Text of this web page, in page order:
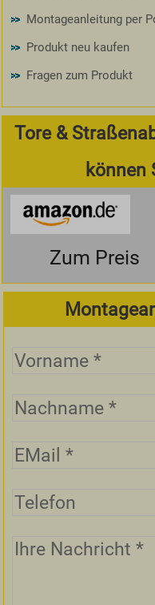
Montageanleitung per
Produkt neu kaufen
Fragen zum Produkt
Tore &
können
Zum Preis